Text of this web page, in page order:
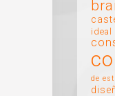
ideal
de